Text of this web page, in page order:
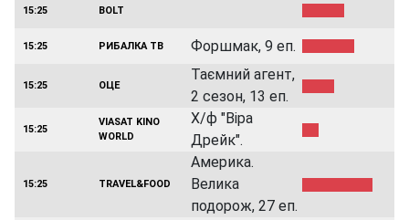
15:25 BOLT
15:25 РИБАЛКА ТВ Форшмак, 9 еп.
15:25 ОЦЕ
Таємний агент,
2 сезон, 13 еп.
15:25
VIASAT KINO
WORLD
Х/ф "Віра
Дрейк".
15:25 TRAVEL&FOOD
Америка.
Велика
подорож, 27 еп.